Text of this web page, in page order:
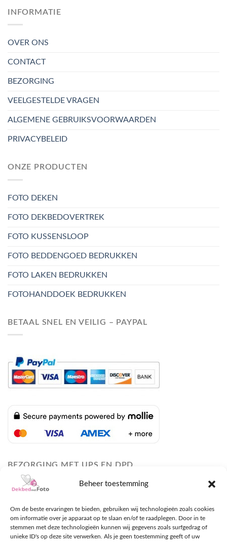
Beheer toestemming
Om de beste ervaringen te bieden, gebruiken wij technologieën zoals cookies
om informatie over je apparaat op te slaan en/of te raadplegen. Door in te
stemmen met deze technologieën kunnen wij gegevens zoals surfgedrag of
unieke ID's op deze site verwerken. Als je geen toestemming geeft of uw
INFORMATIE
OVER ONS
CONTACT
BEZORGING
VEELGESTELDE VRAGEN
ALGEMENE GEBRUIKSVOORWAARDEN
PRIVACYBELEID
ONZE PRODUCTEN
FOTO DEKEN
FOTO DEKBEDOVERTREK
FOTO KUSSENSLOOP
FOTO BEDDENGOED BEDRUKKEN
FOTO LAKEN BEDRUKKEN
FOTOHANDDOEK BEDRUKKEN
BETAAL SNEL EN VEILIG – PAYPAL
BEZORGING MET UPS EN DPD